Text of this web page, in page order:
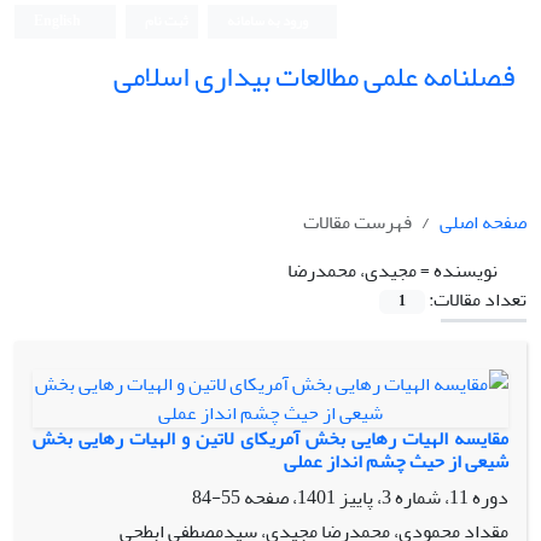
فصلنامه علمی مطالعات بیداری اسلامی
صفحه اصلی
فهرست مقالات
نویسنده =مجیدی، محمدرضا
تعداد مقالات:
1
مقایسه الهیات رهایی بخش آمریکای لاتین و الهیات رهایی بخش
شیعی از حیث چشم انداز عملی
دوره 11، شماره 3، پاییز 1401، صفحه
55-84
مقداد محمودی، محمدرضا مجیدی، سیدمصطفی ابطحی